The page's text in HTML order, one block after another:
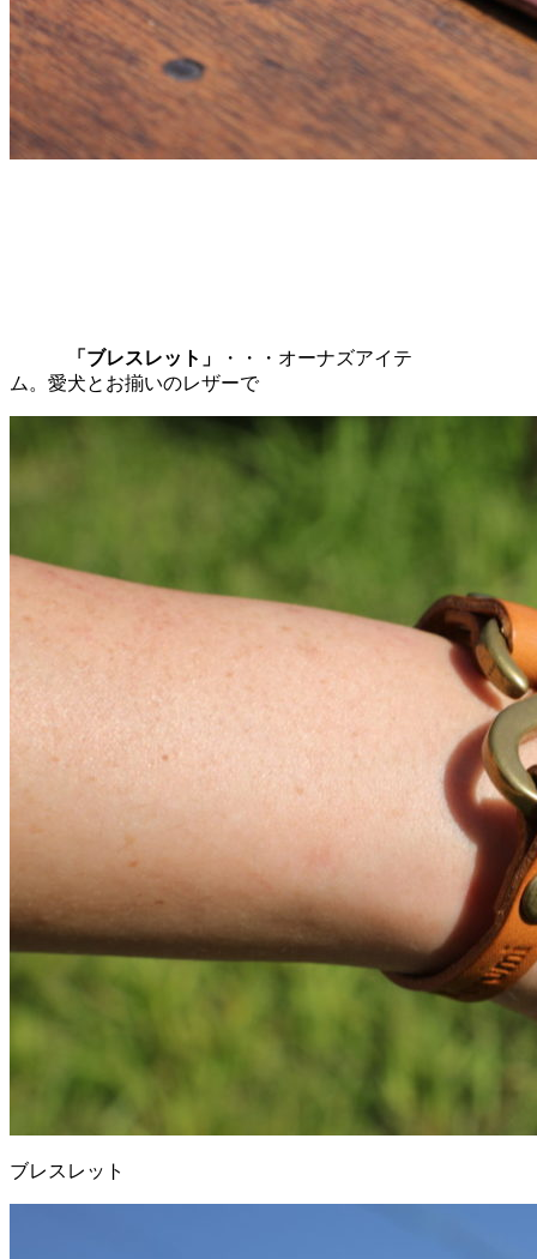
「ブレスレット」
・・・オーナズアイテ
ム。愛犬とお揃いのレザーで
ブレスレット